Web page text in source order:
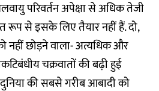
परिवर्तन अपेक्षा से अधिक तेजी
रूप से इसके लिए तैयार नहीं हैं. दो,
नहीं छोड़ने वाला- अत्यधिक और
चक्रवातों की बढ़ी हुई
की सबसे गरीब आबादी को